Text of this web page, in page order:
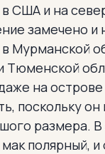
США и на
замечено и
Мурманской
Тюменской
на
поскольку
размера. В
полярный,